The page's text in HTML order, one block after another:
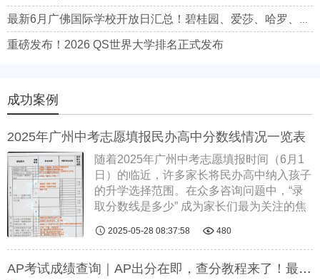
最新6月广佛国际学校开放日汇总！碧桂园、爱莎、哈罗、斐特思、美伦、辰美……都在列！
重磅发布！2026 QS世界大学排名正式发布
成功案例
2025年广州中考志愿填报民办高中分数线情况一览表
随着2025年广州中考志愿填报时间（6月1
日）的临近，许多家长将民办高中纳入孩子
的升学选择范围。在众多咨询问题中，“录
取分数线是多少” 成为家长们最为关注的焦
数线需待中考结束，依据考生整体成绩和招
生计划确定，志愿填报却要在考试前完......
阅读全文
 2025-05-28 08:37:58  480
AP考试成绩查询｜AP出分在即，查分教程来了！最新AP5分率解读！